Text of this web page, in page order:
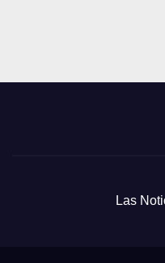
Las